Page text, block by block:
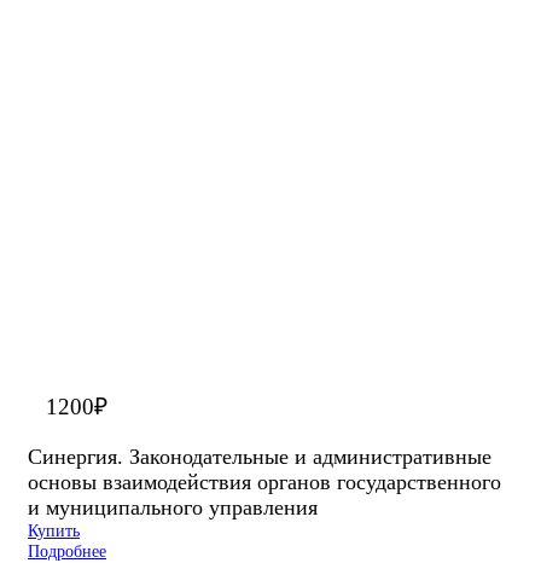
1200₽
Синергия. Законодательные и административные
основы взаимодействия органов государственного
и муниципального управления
Купить
Подробнее